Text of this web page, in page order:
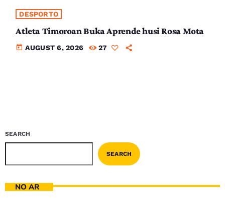
DESPORTO
Atleta Timoroan Buka Aprende husi Rosa Mota
today AUGUST 6, 2026 27
SEARCH
SEARCH
NO AR